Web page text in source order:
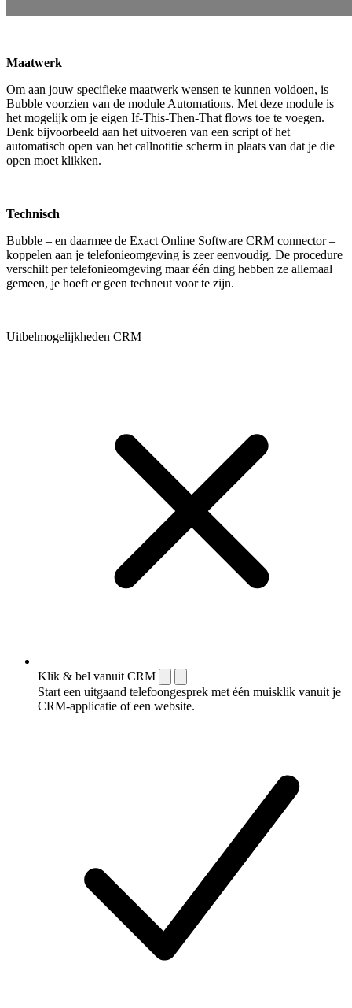
Maatwerk
Om aan jouw specifieke maatwerk wensen te kunnen voldoen, is
Bubble voorzien van de module Automations. Met deze module is
het mogelijk om je eigen If-This-Then-That flows toe te voegen.
Denk bijvoorbeeld aan het uitvoeren van een script of het
automatisch open van het callnotitie scherm in plaats van dat je die
open moet klikken.
Technisch
Bubble – en daarmee de Exact Online Software CRM connector –
koppelen aan je telefonieomgeving is zeer eenvoudig. De procedure
verschilt per telefonieomgeving maar één ding hebben ze allemaal
gemeen, je hoeft er geen techneut voor te zijn.
Uitbelmogelijkheden CRM
Klik & bel vanuit CRM
Start een uitgaand telefoongesprek met één muisklik vanuit je
CRM-applicatie of een website.